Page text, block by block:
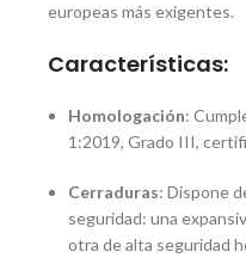
europeas más exigentes.
Características:
Homologación:
1:2019, Grado III,
Cerraduras: Dispone
seguridad: una
otra de alta seguridad